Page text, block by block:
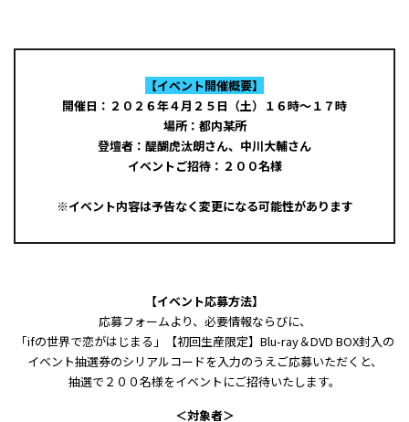
【イベント開催概要】
開催日：２０２６年４月２５日（土）１６時～１７時
場所：都内某所
登壇者：醍醐虎汰朗さん、中川大輔さん
イベントご招待：２００名様
※イベント内容は予告なく変更になる可能性があります
【イベント応募方法】
応募フォームより、必要情報ならびに、
「ifの世界で恋がはじまる」【初回生産限定】Blu-ray＆DVD BOX封入の
イベント抽選券のシリアルコードを入力のうえご応募いただくと、
抽選で２００名様をイベントにご招待いたします。
＜対象者＞